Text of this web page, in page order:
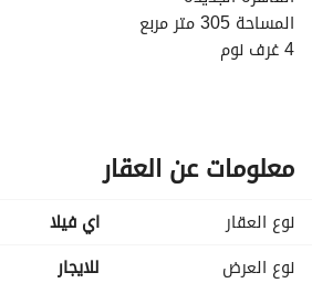
المساحة 305 متر مربع
4 غرف نوم
للمزيد : كريم : عرض معلومات الاتصال
الموقع:
في قلب القاهرة الجديدة – التجمع الخامس.
معلومات عن العقار
نوع العقار
اي فيلا
نوع العرض
للايجار